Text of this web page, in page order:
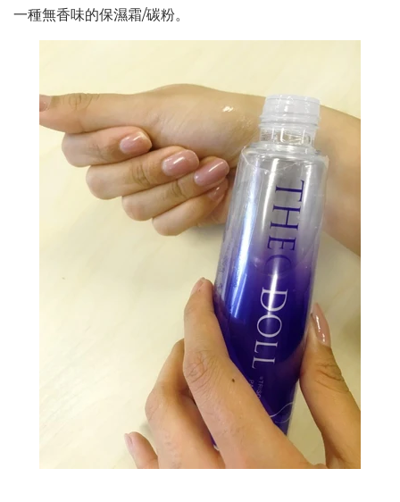
一種無香味的保濕霜/碳粉。